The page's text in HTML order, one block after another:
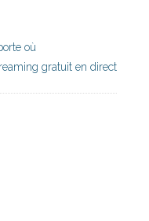
où
gratuit en direct